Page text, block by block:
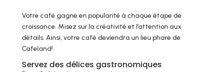
Votre café gagne en popularité à chaque étape de
croissance. Misez sur la créativité et l’attention aux
détails. Ainsi, votre café deviendra un lieu phare de
Cafeland!
Servez des délices gastronomiques